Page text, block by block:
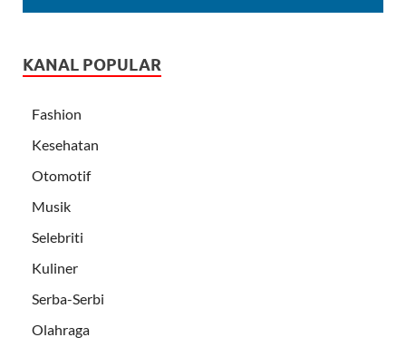
KANAL POPULAR
Fashion
Kesehatan
Otomotif
Musik
Selebriti
Kuliner
Serba-Serbi
Olahraga